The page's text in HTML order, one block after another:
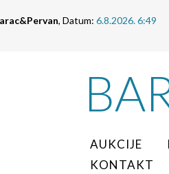
, Datum: 6.8.2026. 6:49
AUKCIJE
KONTAKT